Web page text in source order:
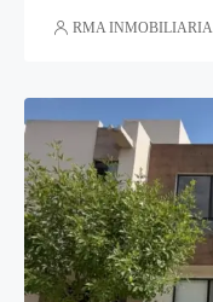
RMA INMOBILIARIA